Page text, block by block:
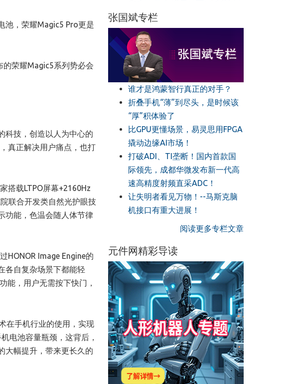
池，荣耀Magic5 Pro更是
的荣耀Magic5系列势必会
科技，创造以人为中心的
真正解决用户痛点，也打
搭载LTPO屏幕+2160Hz
联合开发类自然光护眼技
功能，色温会随人体节律
HONOR Image Engine的
各自复杂场景下都能轻
能，用户无需按下快门，
在手机行业的使用，实现
电池容量瓶颈，这背后，
大幅提升，带来更长久的
张国斌专栏
谁才是鸿蒙智行真正的对手？
折叠手机“薄”到尽头，是时候该
“厚”积体验了
比GPU更懂场景，易灵思用FPGA
撬动边缘AI市场！
打破ADI、TI垄断！国内首款国
际领先，成都华微发布新一代高
速高精度射频直采ADC！
让失明者看见万物！--马斯克脑
机接口有重大进展！
阅读更多专栏文章
元件网精彩导读